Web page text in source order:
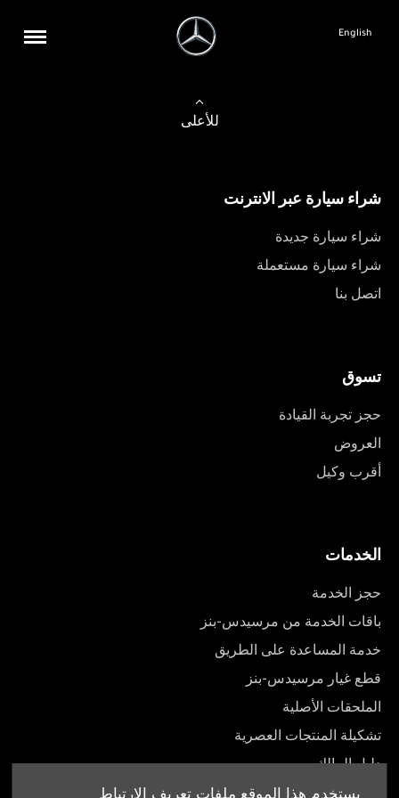
يستخدم هذا الموقع ملفات تعريف الارتباط
English
للأعلى
شراء سيارة عبر الانترنت
شراء سيارة جديدة
شراء سيارة مستعملة
اتصل بنا
تسوق
حجز تجربة القيادة
العروض
أقرب وكيل
الخدمات
حجز الخدمة
باقات الخدمة من مرسيدس-بنز
خدمة المساعدة على الطريق
قطع غيار مرسيدس-بنز
الملحقات الأصلية
تشكيلة المنتجات العصرية
دليل المالك